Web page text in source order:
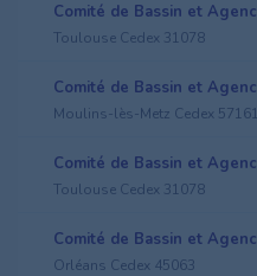
Comité de Bassin et
Toulouse Cedex 31078
Comité de Bassin et
Moulins-lès-Metz Cedex 57161
Comité de Bassin et
Toulouse Cedex 31078
Comité de Bassin et
Orléans Cedex 45063